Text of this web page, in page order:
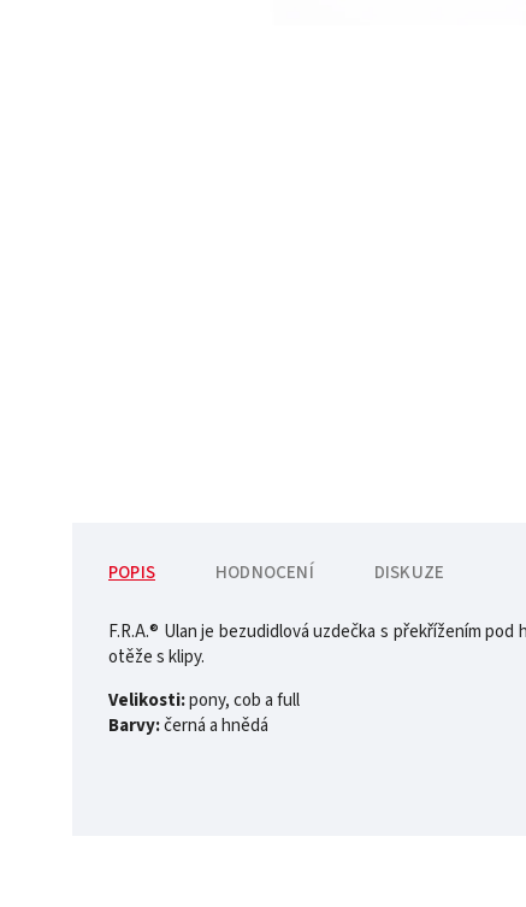
POPIS HODNOCENÍ DISKUZE
F.R.A.® Ulan je bezudidlová uzdečka s překřížením
otěže s klipy.
Velikosti:pony, cob a full
Barvy:černá a hnědá